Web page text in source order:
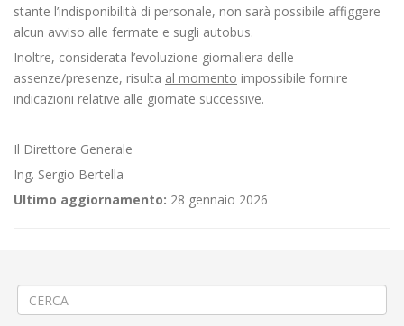
stante l’indisponibilità di personale, non sarà possibile affiggere
alcun avviso alle fermate e sugli autobus.
Inoltre, considerata l’evoluzione giornaliera delle
assenze/presenze, risulta al momento impossibile fornire
indicazioni relative alle giornate successive.
Il Direttore Generale
Ing. Sergio Bertella
Ultimo aggiornamento: 28 gennaio 2026